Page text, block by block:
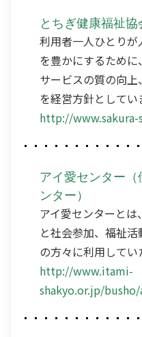
とちぎ健康福祉
利用者一人ひとり
を豊かにするために
サービスの質の向上
を経営方針としてい
http://
アイ愛センター
ンター）
アイ愛センターと
と社会参加、福祉
の方々に利用してい
http://www.itami-
shakyo.or.jp/